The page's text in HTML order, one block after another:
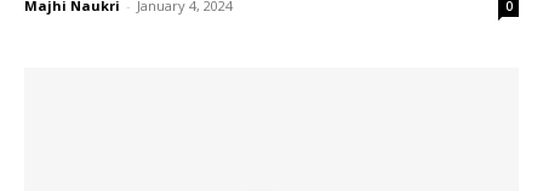
Majhi Naukri - January 4, 2024 0